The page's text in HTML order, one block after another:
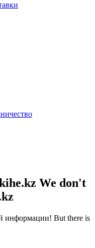
We don't
информации! But there is